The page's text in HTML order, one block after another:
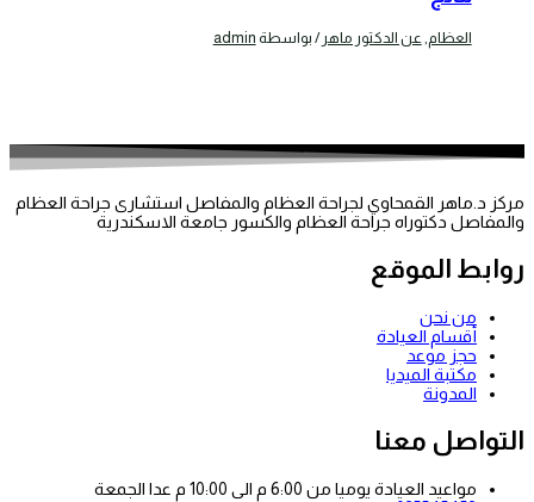
العظام عن الدكتور ماهر / بواسطة admin
مركز د.ماهر القمحاوي لجراحة العظام والمفاصل استشارى جراحة العظام
والمفاصل دكتوراه جراحة العظام والكسور جامعة الاسكندرية
روابط الموقع
من نحن
أقسام العيادة
حجز موعد
مكتبة الميديا
المدونة
التواصل معنا
مواعيد العيادة يوميا من 6:00 م الى 10:00 م عدا الجمعة